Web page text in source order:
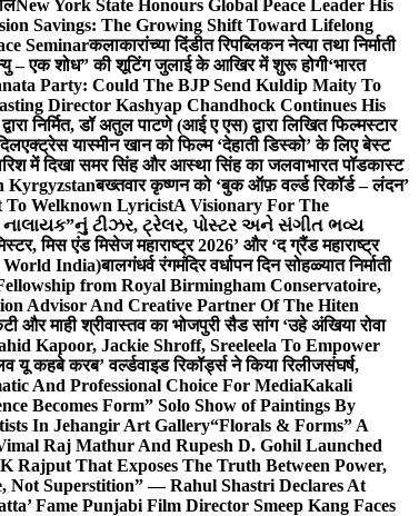
New York State Honours Global Peace Leader His
Savings: The Growing Shift Toward Lifelong
Seminarकलाकारांच्या दिंडीत रिपब्लिकन नेत्या तथा निर्माती
– एक शोध” की शूटिंग जुलाई के आखिर में शुरू होगी‘भारत
Party: Could The BJP Send Kuldip Maity To
Director Kashyap Chandhock Continues His
निर्मित, डॉ अतुल पाटणे (आई ए एस) द्वारा लिखित फिल्मस्टार
एक्ट्रेस यास्मीन खान को फिल्म ‘देहाती डिस्को’ के लिए बेस्ट
में दिखा समर सिंह और आस्था सिंह का जलवाभारत पॉडकास्ट
Kyrgyzstanबख्तवार कृष्णन को ‘बुक ऑफ़ वर्ल्ड रिकॉर्ड – लंदन’
To Welknown LyricistA Visionary For The
ટીઝર, ટ્રેલર, પોસ્ટર અને સંગીત ભવ્ય
मिस एंड मिसेज महाराष्ट्र 2026’ और ‘द ग्रैंड महाराष्ट्र
World India)बालगंधर्व रंगमंदिर वर्धापन दिन सोहळ्यात निर्माती
from Royal Birmingham Conservatoire,
Advisor And Creative Partner Of The Hiten
और माही श्रीवास्तव का भोजपुरी सैड सांग ‘उहे अंखिया रोवा
Kapoor, Jackie Shroff, Sreeleela To Empower
यू कहबे करब’ वर्ल्डवाइड रिकॉर्ड्स ने किया रिलीजसंघर्ष,
And Professional Choice For MediaKakali
Becomes Form” Solo Show of Paintings By
In Jehangir Art Gallery“Florals & Forms” A
Raj Mathur And Rupesh D. Gohil Launched
Rajput That Exposes The Truth Between Power,
Not Superstition” — Rahul Shastri Declares At
Fame Punjabi Film Director Smeep Kang Faces